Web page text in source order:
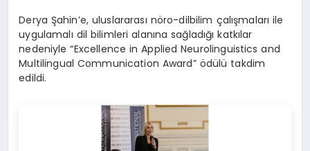
Derya Şahin’e, uluslararası nöro-dilbilim çalışmaları ile
uygulamalı dil bilimleri alanına sağladığı katkılar
nedeniyle “Excellence in Applied Neurolinguistics and
Multilingual Communication Award” ödülü takdim
edildi.